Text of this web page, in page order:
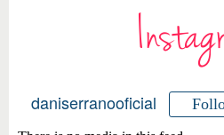
daniserranooficial